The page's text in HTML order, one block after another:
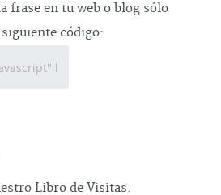
frase en tu web o blog sólo
código:
Libro de Visitas.